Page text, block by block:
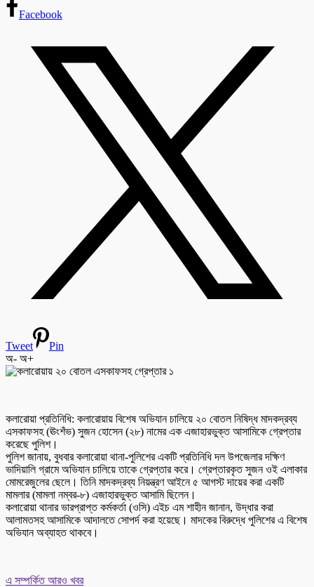
Facebook
Tweet
Pin
অ- অ+
কলারোয়া প্রতিনিধি: কলারোয়ায় বিশেষ অভিযান চালিয়ে ২০ বোতল নিষিদ্ধ মাদকদ্রব্য
এসকাফসহ (ঊংশঁভ) সুজন হোসেন (২৮) নামের এক এজাহারভুক্ত আসামিকে গ্রেপ্তার
করেছে পুলিশ।
পুলিশ জানায়, বুধবার কলারোয়া থানা-পুলিশের একটি প্রতিনিধি দল উপজেলার দক্ষিণ
ভাদিয়ালি গ্রামে অভিযান চালিয়ে তাকে গ্রেপ্তার করে। গ্রেপ্তারকৃত সুজন ওই এলাকার
মোমরেজুলের ছেলে। তিনি মাদকদ্রব্য নিয়ন্ত্রণ আইনে ৫ আগস্ট দায়ের করা একটি
মামলার (মামলা নম্বর-৮) এজাহারভুক্ত আসামি ছিলেন।
কলারোয়া থানার ভারপ্রাপ্ত কর্মকর্তা (ওসি) এইচ এম শাহীন জানান, উদ্ধার করা
আলামতসহ আসামিকে আদালতে সোপর্দ করা হয়েছে। মাদকের বিরুদ্ধে পুলিশের এ বিশেষ
অভিযান অব্যাহত থাকবে।
এ সম্পর্কিত আরও খবর